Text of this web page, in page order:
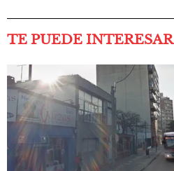
TE PUEDE INTERESAR